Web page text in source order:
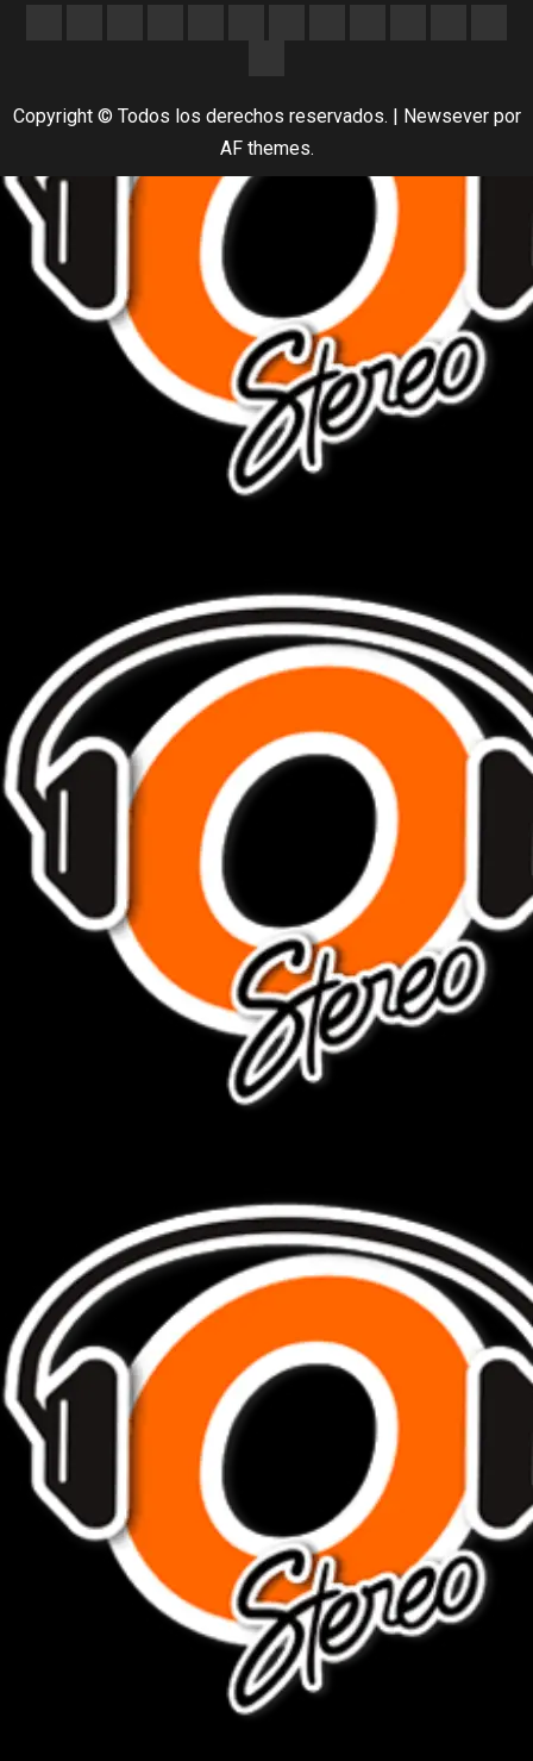
Copyright © Todos los derechos reservados. | Newseverpor
AF themes.